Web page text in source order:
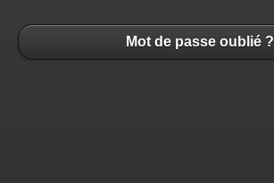
Mot de passe oublié ?